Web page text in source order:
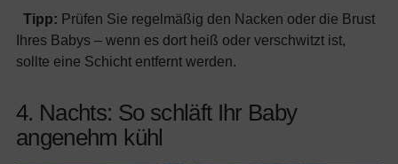
Tipp: Prüfen Sie regelmäßig den Nacken oder die Brust
Ihres Babys – wenn es dort heiß oder verschwitzt ist,
sollte eine Schicht entfernt werden.
4. Nachts: So schläft Ihr Baby
angenehm kühl